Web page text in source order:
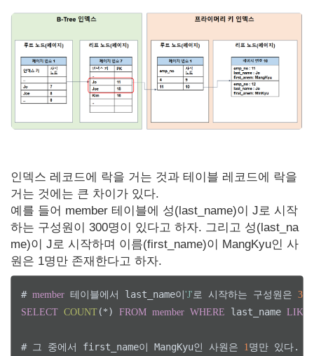
인덱스 레코드에 락을 거는 것과 테이블 레코드에 락을
거는 것에는 큰 차이가 있다.
예를 들어 member 테이블에 성(last_name)이 J로 시작
하는 구성원이 300명이 있다고 하자. 그리고 성(last_na
me)이 J로 시작하며 이름(first_name)이 MangKyu인 사
원은 1명만 존재한다고 하자.
# member 테이블에서 last_name이'J'로 시작하는 구성원은 300
SELECT COUNT ( * ) FROM member WHERE last_name LIKE
# 그 중에서 first_name이 MangKyu인 사원은 1